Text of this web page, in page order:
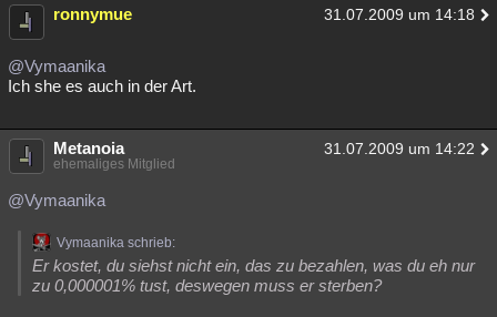
ronnymue 31.07.2009 um 14:18
@Vymaanika
Ich she es auch in der Art.
Metanoia 31.07.2009 um 14:22
ehemaliges Mitglied
@Vymaanika
Vymaanika schrieb:
Er kostet, du siehst nicht ein, das zu bezahlen, was du eh nur
zu 0,000001% tust, deswegen muss er sterben?